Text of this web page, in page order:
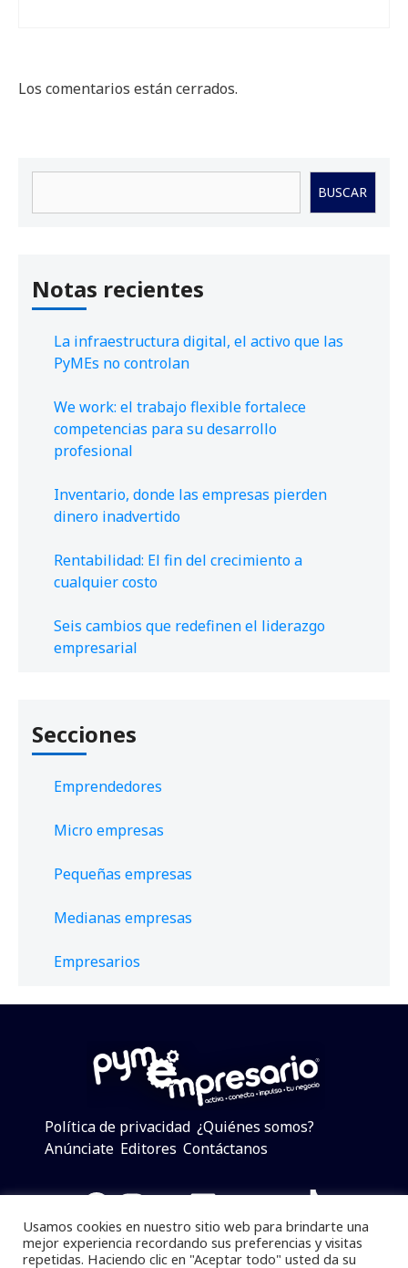
Los comentarios están cerrados.
BUSCAR
Notas recientes
La infraestructura digital, el activo que las
PyMEs no controlan
We work: el trabajo flexible fortalece
competencias para su desarrollo
profesional
Inventario, donde las empresas pierden
dinero inadvertido
Rentabilidad: El fin del crecimiento a
cualquier costo
Seis cambios que redefinen el liderazgo
empresarial
Secciones
Emprendedores
Micro empresas
Pequeñas empresas
Medianas empresas
Empresarios
Política de privacidad ¿Quiénes somos?
Anúnciate Editores Contáctanos
Facebook
Instagram
Twitter
LinkedIn
Telegram
YouTube
TikTok
Usamos cookies en nuestro sitio web para brindarte una
mejor experiencia recordando sus preferencias y visitas
repetidas. Haciendo clic en "Aceptar todo" usted da su